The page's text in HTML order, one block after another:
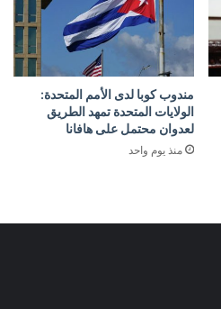
مندوب كوبا لدى الأمم المتحدة:
الولايات المتحدة تمهد الطريق
لعدوان محتمل على هافانا
منذ يوم واحد